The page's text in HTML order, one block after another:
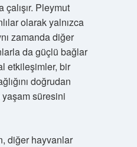
Pleymut
olarak yalnızca
zamanda diğer
da güçlü bağlar
etkileşimler, bir
doğrudan
yaşam süresini
diğer hayvanlar